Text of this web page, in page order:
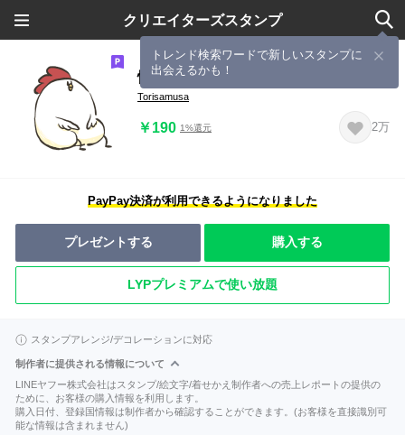
クリエイターズスタンプ
トレンド検索ワードで新しいスタンプに
出会えるかも！
性格の悪いにわとり2
Torisamusa
￥190 1%還元 2万
PayPay決済が利用できるようになりました
プレゼントする 購入する
LYPプレミアムで使い放題
スタンプアレンジ/デコレーションに対応
制作者に提供される情報について
LINEヤフー株式会社はスタンプ/絵文字/着せかえ制作者への売上レポートの提供の
ために、お客様の購入情報を利用します。
購入日付、登録国情報は制作者から確認することができます。(お客様を直接識別可
能な情報は含まれません)